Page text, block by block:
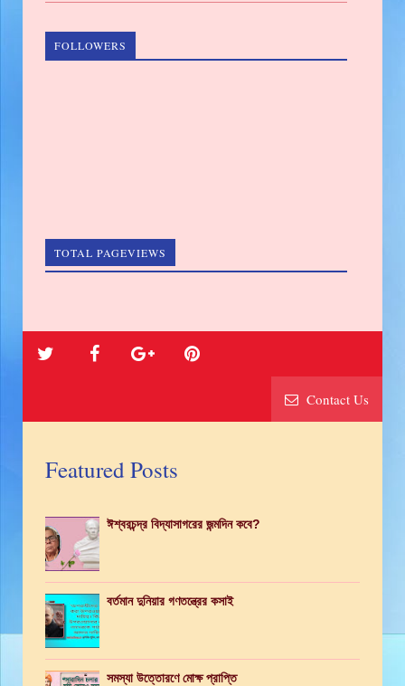
FOLLOWERS
TOTAL PAGEVIEWS
Contact Us
Featured Posts
ঈশ্বরচন্দ্র বিদ্যাসাগরের জন্মদিন কবে?
বর্তমান দুনিয়ার গণতন্ত্রের কসাই
সমস্যা উত্তোরণে মোক্ষ প্রাপ্তি